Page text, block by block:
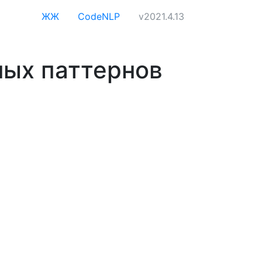
ЖЖ CodeNLP v2021.4.13
паттернов